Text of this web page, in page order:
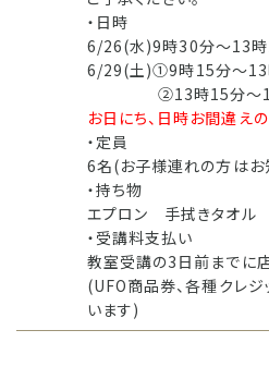
・日時
6/26(水)9時30分～13
6/29(土)①9時15分～13
②13時15分～17
お日にち、日時お間違え
・定員
6名(お子様連れの方はお
・持ち物
エプロン 手拭きタオル
・受講料支払い
教室受講の3日前までに
(UFO商品券、各種クレジ
います)